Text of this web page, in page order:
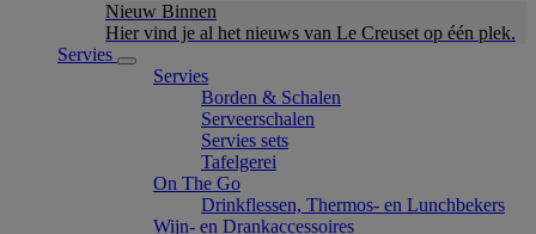
Nieuw Binnen
Hier vind je al het nieuws van Le Creuset op één plek.
Servies
Servies
Borden & Schalen
Serveerschalen
Servies sets
Tafelgerei
On The Go
Drinkflessen, Thermos- en Lunchbekers
Wijn- en Drankaccessoires